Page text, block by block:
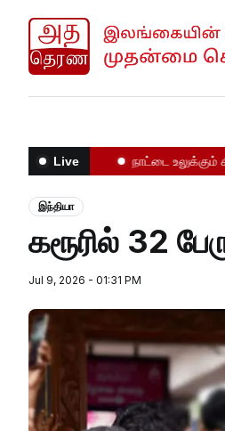
Live நாட்டை உலுக்கும்
இந்தியா
கரூரில் 32
Jul 9, 2026 - 01:31 PM